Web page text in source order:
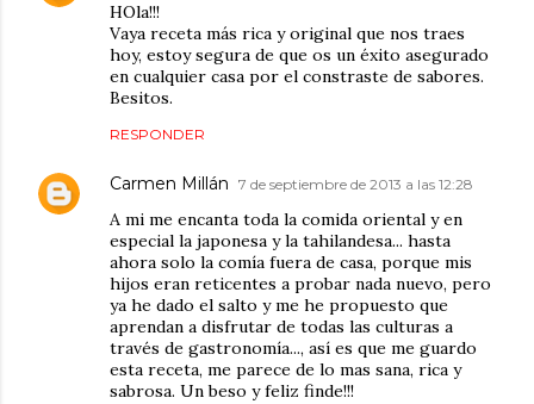
HOla!!!
Vaya receta más rica y original que nos traes
hoy, estoy segura de que os un éxito asegurado
en cualquier casa por el constraste de sabores.
Besitos.
RESPONDER
Carmen Millán 7 de septiembre de 2013 a las 12:28
A mi me encanta toda la comida oriental y en
especial la japonesa y la tahilandesa... hasta
ahora solo la comía fuera de casa, porque mis
hijos eran reticentes a probar nada nuevo, pero
ya he dado el salto y me he propuesto que
aprendan a disfrutar de todas las culturas a
través de gastronomía..., así es que me guardo
esta receta, me parece de lo mas sana, rica y
sabrosa. Un beso y feliz finde!!!